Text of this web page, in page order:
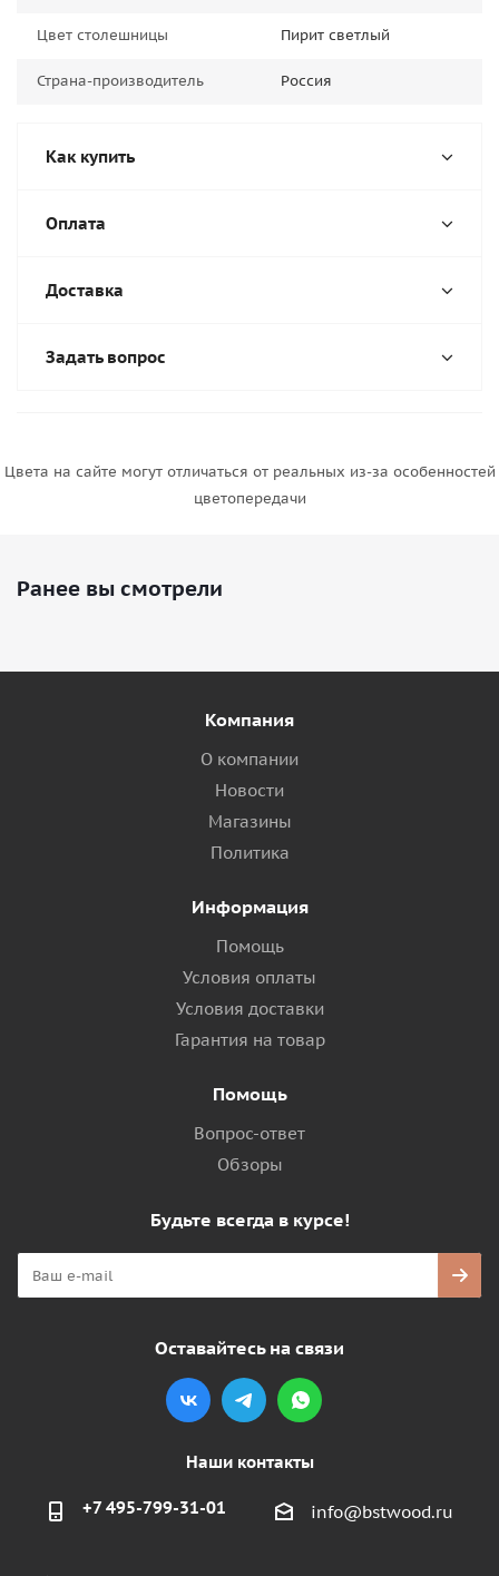
Цвет столешницы Пирит светлый
Страна-производитель Россия
Как купить
Оплата
Доставка
Задать вопрос
Цвета на сайте могут отличаться от реальных из-за особенностей
цветопередачи
Ранее вы смотрели
Компания
О компании
Новости
Магазины
Политика
Информация
Помощь
Условия оплаты
Условия доставки
Гарантия на товар
Помощь
Вопрос-ответ
Обзоры
Будьте всегда в курсе!
Оставайтесь на связи
Наши контакты
+7 495-799-31-01 info@bstwood.ru